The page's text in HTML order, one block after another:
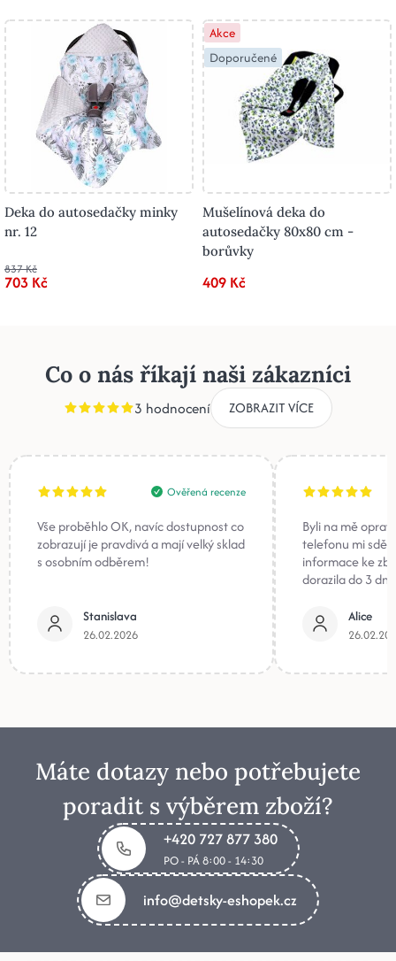
Deka do autosedačky minky
nr. 12
837 Kč
703 Kč
Akce
Doporučené
Mušelínová deka do
autosedačky 80x80 cm -
borůvky
409 Kč
Co o nás říkají naši zákazníci
3 hodnocení ZOBRAZIT VÍCE
Ověřená recenze
Vše proběhlo OK, navíc dostupnost co
zobrazují je pravdivá a mají velký sklad
s osobním odběrem!
Stanislava
26.02.2026
Byli na mě
telefonu mi
informace ke
dorazila do 3
Alice
Máte dotazy nebo potřebujete
poradit s výběrem zboží?
+420 727 877 380
PO - PÁ 8:00 - 14:30
info@detsky-eshopek.cz